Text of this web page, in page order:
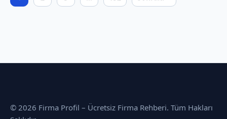
© 2026 Firma Profil – Ücretsiz Firma Rehberi. Tüm Hakları